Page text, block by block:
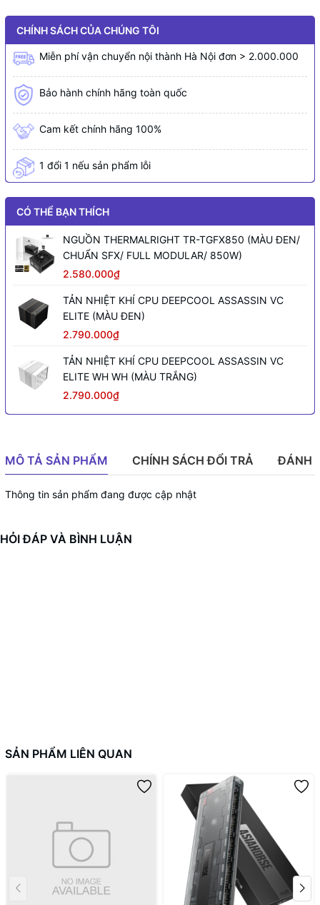
CHÍNH SÁCH CỦA CHÚNG TÔI
Miễn phí vận chuyển nội thành Hà Nội đơn > 2.000.000
Bảo hành chính hãng toàn quốc
Cam kết chính hãng 100%
1 đổi 1 nếu sản phẩm lỗi
CÓ THỂ BẠN THÍCH
NGUỒN THERMALRIGHT TR-TGFX850 (MÀU ĐEN/
CHUẨN SFX/ FULL MODULAR/ 850W)
2.580.000₫
TẢN NHIỆT KHÍ CPU DEEPCOOL ASSASSIN VC
ELITE (MÀU ĐEN)
2.790.000₫
TẢN NHIỆT KHÍ CPU DEEPCOOL ASSASSIN VC
ELITE WH WH (MÀU TRẮNG)
2.790.000₫
MÔ TẢ SẢN PHẨM CHÍNH SÁCH ĐỔI TRẢ ĐÁNH
Thông tin sản phẩm đang được cập nhật
HỎI ĐÁP VÀ BÌNH LUẬN
SẢN PHẨM LIÊN QUAN